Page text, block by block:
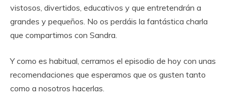
vistosos, divertidos, educativos y que entretendrán a
grandes y pequeños. No os perdáis la fantástica charla
que compartimos con Sandra.
Y como es habitual, cerramos el episodio de hoy con unas
recomendaciones que esperamos que os gusten tanto
como a nosotros hacerlas.